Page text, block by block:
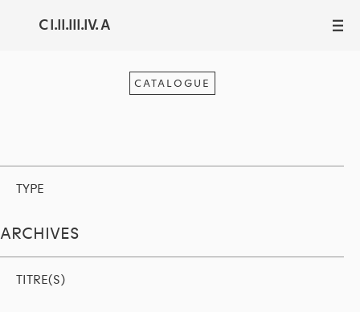
C I.II.III.IV. A III
CATALOGUE
TYPE
ARCHIVES
TITRE(S)